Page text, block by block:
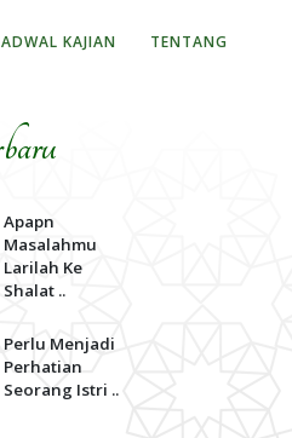
KAJIAN TENTANG
Apapn
Masalahmu
Larilah Ke
Shalat ..
Perlu Menjadi
Perhatian
Seorang Istri ..